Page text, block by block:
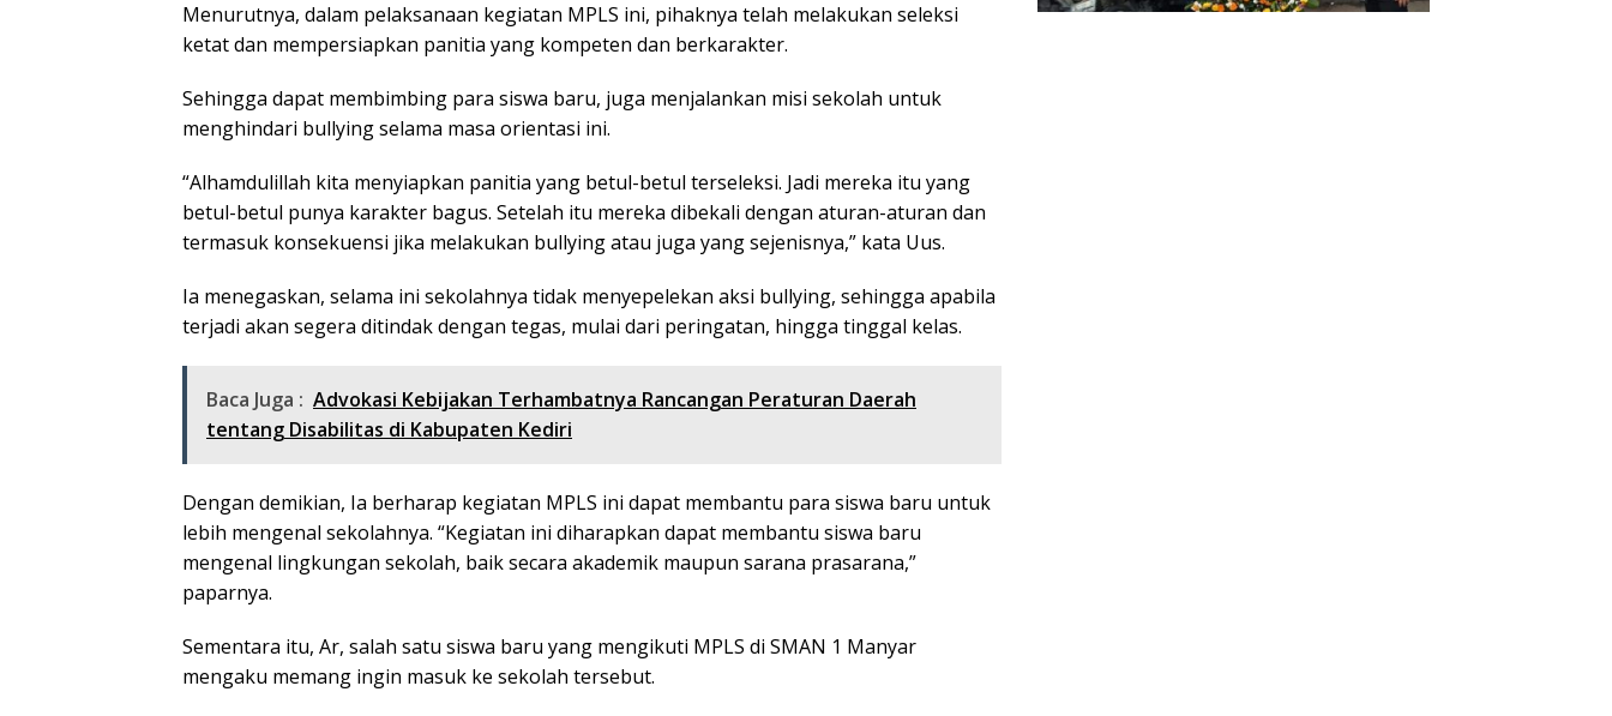
Menurutnya, dalam pelaksanaan kegiatan MPLS ini, pihaknya telah melakukan seleksi
ketat dan mempersiapkan panitia yang kompeten dan berkarakter.
Sehingga dapat membimbing para siswa baru, juga menjalankan misi sekolah untuk
menghindari bullying selama masa orientasi ini.
“Alhamdulillah kita menyiapkan panitia yang betul-betul terseleksi. Jadi mereka itu yang
betul-betul punya karakter bagus. Setelah itu mereka dibekali dengan aturan-aturan dan
termasuk konsekuensi jika melakukan bullying atau juga yang sejenisnya,” kata Uus.
Ia menegaskan, selama ini sekolahnya tidak menyepelekan aksi bullying, sehingga apabila
terjadi akan segera ditindak dengan tegas, mulai dari peringatan, hingga tinggal kelas.
Baca Juga : Advokasi Kebijakan Terhambatnya Rancangan Peraturan Daerah
tentang Disabilitas di Kabupaten Kediri
Dengan demikian, Ia berharap kegiatan MPLS ini dapat membantu para siswa baru untuk
lebih mengenal sekolahnya. “Kegiatan ini diharapkan dapat membantu siswa baru
mengenal lingkungan sekolah, baik secara akademik maupun sarana prasarana,”
paparnya.
Sementara itu, Ar, salah satu siswa baru yang mengikuti MPLS di SMAN 1 Manyar
mengaku memang ingin masuk ke sekolah tersebut.